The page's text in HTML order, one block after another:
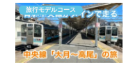
旅行モデルコース